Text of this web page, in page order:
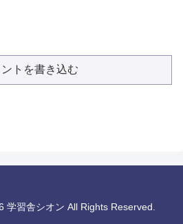
ントを書き込む
習舎シオン All Rights Reserved.